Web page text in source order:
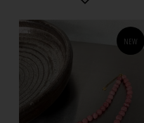
NEW